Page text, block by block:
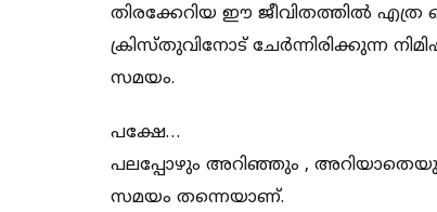
തിരക്കേറിയ ഈ ജീവിതത്തിൽ എത്ര
ക്രിസ്തുവിനോട് ചേർന്നിരിക്കുന്ന
സമയം.
പക്ഷേ…
പലപ്പോഴും അറിഞ്ഞും ,
സമയം തന്നെയാണ്.